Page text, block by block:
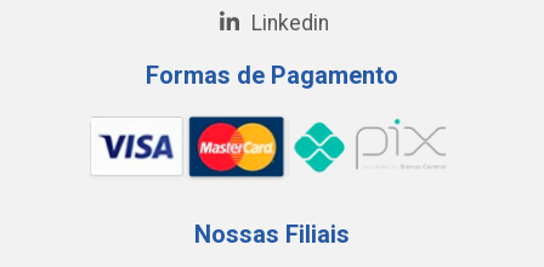
Linkedin
Formas de Pagamento
Nossas Filiais